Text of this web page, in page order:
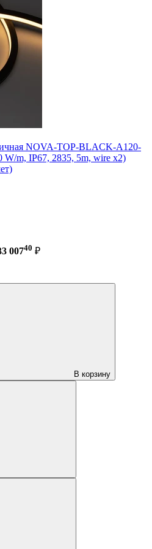
NOVA-TOP-BLACK-A120-
W/m, IP67, 2835, 5m, wire x2)
00740 ₽
В корзину